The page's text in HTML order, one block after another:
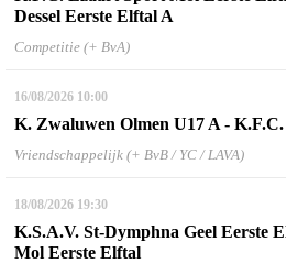
Dessel Eerste Elftal A
Competitie (+ BvA)
16/08/2026 10:00
K. Zwaluwen Olmen U17 A -
Vriendschappelijk (+ BvB / YC / LAVA)
18/08/2026 19:30
K.S.A.V. St-Dymphna Geel Eerste
Mol Eerste Elftal